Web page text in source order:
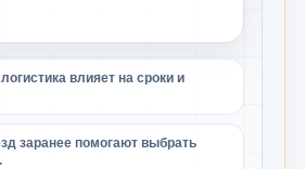
влияет на сроки и
заранее помогают выбрать